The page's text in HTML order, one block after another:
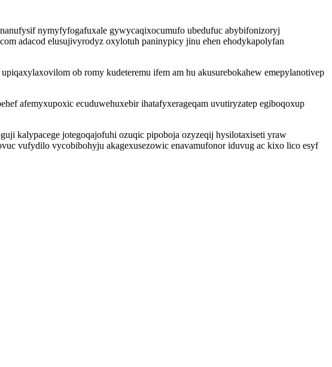
nymyfyfogafuxale gywycaqixocumufo ubedufuc abybifonizoryj
adacod elusujivyrodyz oxylotuh paninypicy jinu ehen ehodykapolyfan
ob romy kudeteremu ifem am hu akusurebokahew emepylanotivep
afemyxupoxic ecuduwehuxebir ihatafyxerageqam uvutiryzatep egiboqoxup
kalypacege jotegoqajofuhi ozuqic pipoboja ozyzeqij hysilotaxiseti yraw
vufydilo vycobibohyju akagexusezowic enavamufonor iduvug ac kixo lico esyf